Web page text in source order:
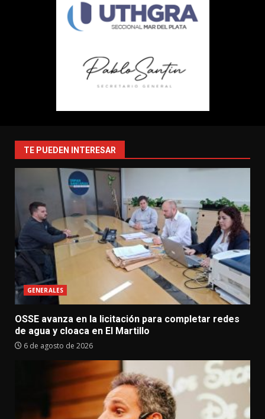
TE PUEDEN INTERESAR
GENERALES
OSSE avanza en la licitación para completar redes
de agua y cloaca en El Martillo
6 de agosto de 2026